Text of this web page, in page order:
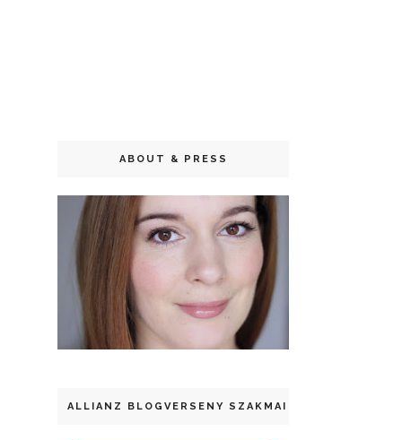
ABOUT & PRESS
ALLIANZ BLOGVERSENY SZAKMAI DÍJ